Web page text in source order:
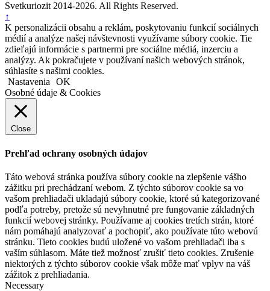
Svetkuriozit 2014-2026. All Rights Reserved.
↑
K personalizácii obsahu a reklám, poskytovaniu funkcií sociálnych
médií a analýze našej návštevnosti využívame súbory cookie. Tie
zdieľajú informácie s partnermi pre sociálne médiá, inzerciu a
analýzy. Ak pokračujete v používaní našich webových stránok,
súhlasíte s našimi cookies.
Nastavenia
OK
Osobné údaje & Cookies
Close
Prehľad ochrany osobných údajov
Táto webová stránka používa súbory cookie na zlepšenie vášho
zážitku pri prechádzaní webom. Z týchto súborov cookie sa vo
vašom prehliadači ukladajú súbory cookie, ktoré sú kategorizované
podľa potreby, pretože sú nevyhnutné pre fungovanie základných
funkcií webovej stránky. Používame aj cookies tretích strán, ktoré
nám pomáhajú analyzovať a pochopiť, ako používate túto webovú
stránku. Tieto cookies budú uložené vo vašom prehliadači iba s
vaším súhlasom. Máte tiež možnosť zrušiť tieto cookies. Zrušenie
niektorých z týchto súborov cookie však môže mať vplyv na váš
zážitok z prehliadania.
Necessary